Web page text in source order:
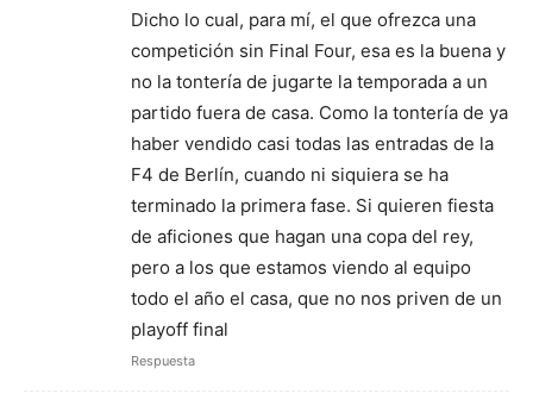
Dicho lo cual, para mí, el que ofrezca una
competición sin Final Four, esa es la buena y
no la tontería de jugarte la temporada a un
partido fuera de casa. Como la tontería de ya
haber vendido casi todas las entradas de la
F4 de Berlín, cuando ni siquiera se ha
terminado la primera fase. Si quieren fiesta
de aficiones que hagan una copa del rey,
pero a los que estamos viendo al equipo
todo el año el casa, que no nos priven de un
playoff final
Respuesta